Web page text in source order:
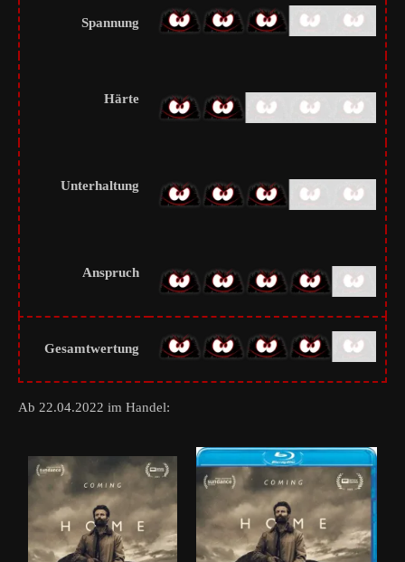
Spannung
Härte
Unterhaltung
Anspruch
Gesamtwertung
Ab 22.04.2022 im Handel: